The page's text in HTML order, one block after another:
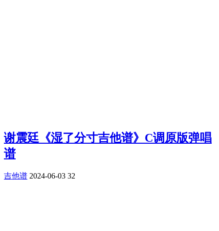
谢震廷《湿了分寸吉他谱》C调原版弹唱
谱
吉他谱 2024-06-03 32